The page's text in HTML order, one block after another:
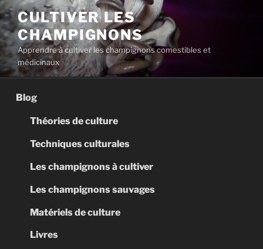
Aller
au
contenu
principal
CULTIVER LES
CHAMPIGNONS
Apprendre à cultiver les champignons comestibles et
médicinaux
Blog
Théories de culture
Techniques culturales
Les champignons à cultiver
Les champignons sauvages
Matériels de culture
Livres